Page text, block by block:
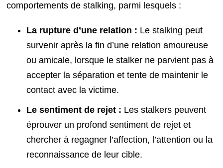
comportements de stalking, parmi lesquels :
La rupture d’une relation : Le stalking peut
survenir après la fin d’une relation amoureuse
ou amicale, lorsque le stalker ne parvient pas à
accepter la séparation et tente de maintenir le
contact avec la victime.
Le sentiment de rejet : Les stalkers peuvent
éprouver un profond sentiment de rejet et
chercher à regagner l’affection, l’attention ou la
reconnaissance de leur cible.